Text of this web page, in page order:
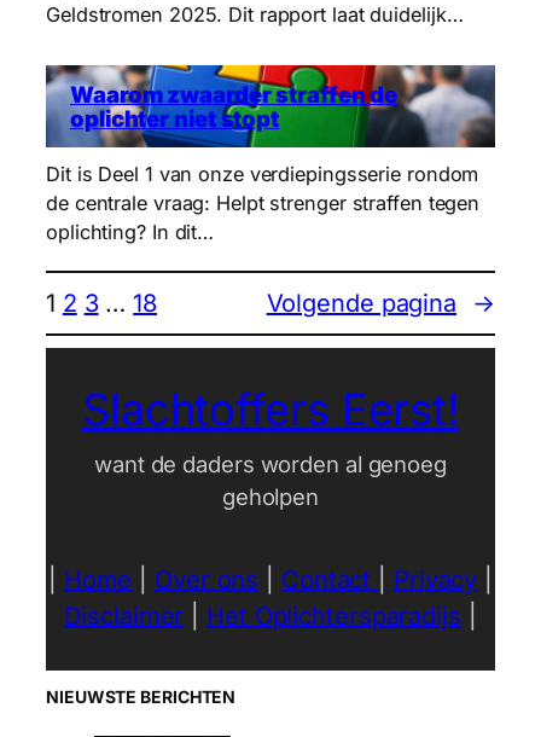
Geldstromen 2025. Dit rapport laat duidelijk…
Waarom zwaarder straffen de
oplichter niet stopt
Dit is Deel 1 van onze verdiepingsserie rondom
de centrale vraag: Helpt strenger straffen tegen
oplichting? In dit…
1 2 3 … 18 Volgende pagina →
Slachtoffers Eerst!
want de daders worden al genoeg
geholpen
Home Over ons Contact Privacy
Disclaimer
Het Oplichtersparadijs
NIEUWSTE BERICHTEN